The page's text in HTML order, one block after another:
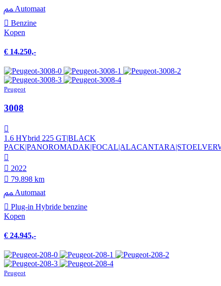
Automaat
Benzine
Kopen
€ 14.250,-
Peugeot
3008
1.6 HYbrid 225 GT|BLACK
2022
79.898 km
Automaat
Plug-in Hybride benzine
Kopen
€ 24.945,-
Peugeot